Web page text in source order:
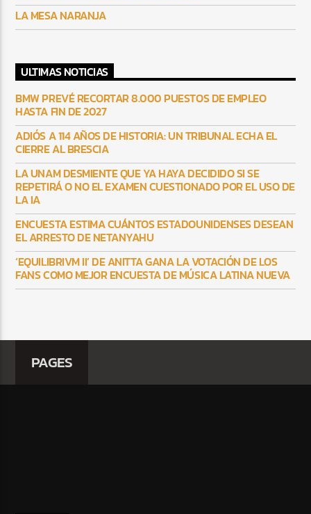
LA MESA NARANJA
ULTIMAS NOTICIAS
BMW PREVÉ RECORTAR 8.000 PUESTOS DE EMPLEO
HASTA FIN DE 2027
ADIÓS A 114 AÑOS DE HISTORIA: UN TRIBUNAL ECHA EL
CIERRE AL BRESCIA
LA UNAM DESMIENTE QUE YA HAYA DECIDIDO SI SE
REPETIRÁ O NO EL EXAMEN CUESTIONADO POR EL USO DE
LA IA
ENCUESTA ESTIMA CUÁNTOS ESTADOUNIDENSES DESEAN
EL ARRESTO DE NETANYAHU
‘EQUILIBRIVM II’ DE ANITTA GANA LA VOTACIÓN DE LOS
FANS COMO MEJOR ENCUESTA DE MÚSICA LATINA NUEVA
PAGES